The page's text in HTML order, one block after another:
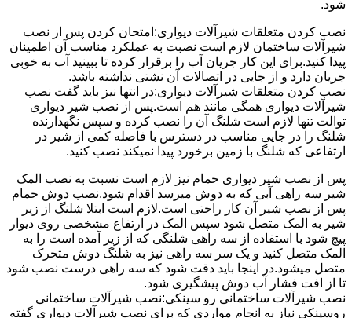
شود.
نصب کردن متعلقات شیرآلات دیواری:امتحان کردن پس از نصب
شیرآلات ساختمان لازم است نصبت به عملکرد مناسب آن اطمینان
پیدا کنید.برای این کار جریان آب را برقرار کرده تا ببینید آب به خوبی
جریان دارد و از جایی در اتصالات آن نشتی نداشته باشد.
نصب کردن متعلقات شیرآلات دیواری:در انتها نیز باید گفت نصب
شیرآلات دیواری همگی مانند هم است.پس از نصب شیر دیواری
توالت تنها لازم است شلنگ آن را نصب کرده و سپس نگهدارنده
شلنگ را در جایی مناسب در دسترس با فاصله کمی از شیر در
ارتفاعی که شلنگ با زمین برخورد پیدا نمیکند نصب کنید.
پس از نصب شیر دیواری حمام نیز لازم است نسبت به نصب المک
شیر سه راهی آبی که به دوش میرسد اقدام شود.نصب دوش حمام
پس از نصب شیر آن کار راحتی است.لازم است ابتلا شلنگ از زیر
شیر به المک متصل شود سپس المک در ارتفاع مشخصی روی دیوار
پیچ شود با استفاده از سه راهی شلنگی که از زیر آمده است را به
المک متصل کنید و یک سر سه راهی نیز به شلنگ دوش متحرک
متصل میشود.در اینجا باید دقت شود که سه راهی درست نصب شود
تا از افت فشار آب دوش پیشگیری شود.
نصب شیرآلات ساختمانی رو سینکی:نصب شیرآلات ساختمانی
روسینکی نیاز به انجام مواردی که برای نصب شیرآلات دیواری گفته